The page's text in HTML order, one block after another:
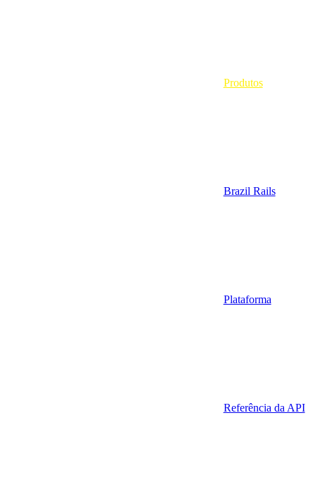
Produtos
Brazil Rails
Plataforma
Referência da API